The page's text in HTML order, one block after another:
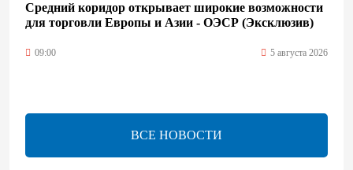
Средний коридор открывает широкие возможности
для торговли Европы и Азии - ОЭСР (Эксклюзив)
09:00 5 августа 2026
платежи превращаются в инфраструктуру роста
ВСЕ НОВОСТИ